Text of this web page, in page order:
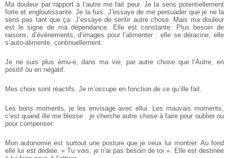
Ma douleur par rapport à l’autre me fait peur. Je la sens potentiellement
forte et engloutissante. Je la fuis. J’essaye de me persuader que je ne la
sens pas tant que ça. J’essaye de sentir autre chose. Mais ma douleur
est le signe de ma dépendance. Elle est constante. Plus besoin de
raisons, d’événements, d’images pour l’alimenter : elle se déracine, elle
s’auto-alimente, continuellement.
Je ne suis plus ému-e, dans ma vie, par autre chose que l’Autre, en
positif ou en négatif.
Mes choix sont réactifs. Je m’occupe en fonction de ce qu’ille fait.
Les bons moments, je les envisage avec ellui. Les mauvais moments,
c’est quand ille me blesse : je cherche autre chose à faire pour oublier ou
pour compenser.
Mon autonomie est surtout une posture que je veux lui montrer. Au fond
elle lui est dédiée. « Tu vois, je n’ai pas besoin de toi ». Elle est destinée